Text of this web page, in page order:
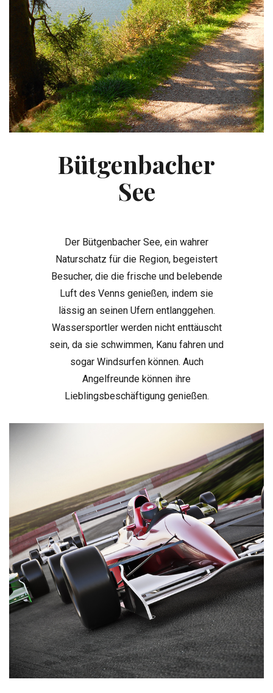
Bütgenbacher
See
Der Bütgenbacher See, ein wahrer
Naturschatz für die Region, begeistert
Besucher, die die frische und belebende
Luft des Venns genießen, indem sie
lässig an seinen Ufern entlanggehen.
Wassersportler werden nicht enttäuscht
sein, da sie schwimmen, Kanu fahren und
sogar Windsurfen können. Auch
Angelfreunde können ihre
Lieblingsbeschäftigung genießen.